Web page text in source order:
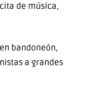
de música,
bandoneón,
a grandes